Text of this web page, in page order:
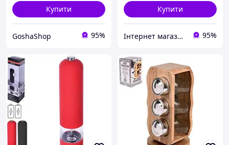
Купити
GoshaShop 95%
Купити
Інтернет магазин ЕЙФОРІЯ 95%